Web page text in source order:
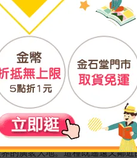
暫止則令人安穩。漫漫移動
與軌跡。李易安穿國越界的搭
書中充滿有關地理、邊界、領
國風味，反而在看似陌生的情
文化殘餘，喚起某種他鄉遇故
的廣袤大地。這種既遙遠又鄰